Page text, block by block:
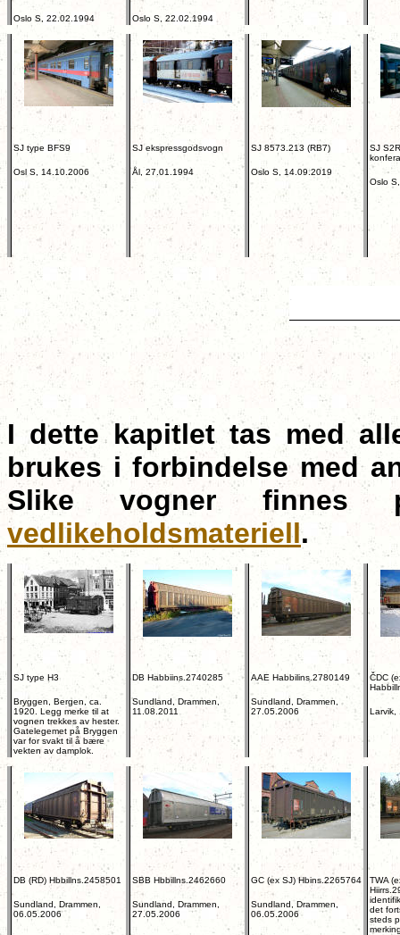
Oslo S, 22.02.1994 Oslo S, 22.02.1994
SJ type BFS9
Osl S, 14.10.2006
SJ ekspressgodsvogn
Ål, 27.01.1994
SJ 8573.213 (RB7)
Oslo S, 14.09.2019
SJ
Oslo
I dette kapitlet tas med
brukes i forbindelse med
Slike vogner
vedlikeholdsmateriell.
SJ type H3
Bryggen, Bergen, ca.
1920. Legg merke til at
vognen trekkes av hester.
Gatelegemet på Bryggen
var for svakt til å bære
vekten av damplok.
DB Habbiins.2740285
Sundland, Drammen,
11.08.2011
AAE Habbilins.2780149
Sundland, Drammen,
27.05.2006
ČDC
Larvik,
DB (RD) Hbbillns.2458501
Sundland, Drammen,
06.05.2006
SBB Hbbillns.2462660
Sundland, Drammen,
27.05.2006
GC (ex SJ) Hbins.2265764
Sundland, Drammen,
06.05.2006
TWA
det
steds